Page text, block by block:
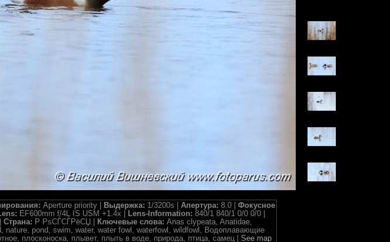
Aperture priority | Выдержка: 1/3200s | Апертура: 8.0 | Фокусное
EF600mm f/4L IS USM +1.4x | Lens-Information: 840/1 840/1 0/0 0/0 |
Страна: Р РѕСЃСЃРёСЏ | Ключевые слова: Anas clypeata, Anatidae,
pond, swim, water, water fowl, waterfowl, wildfowl, Водоплавающие
плосконоска, плывет, плыть в воде, природа, птица, самец | See map